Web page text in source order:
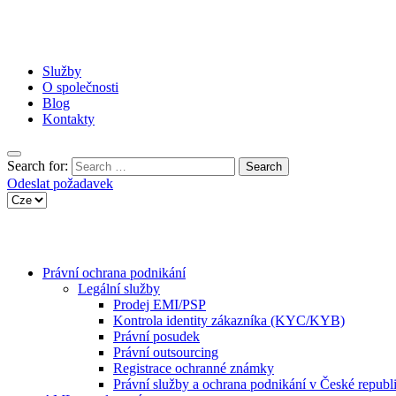
Služby
O společnosti
Blog
Kontakty
Search for:
Odeslat požadavek
Právní ochrana podnikání
Legální služby
Prodej EMI/PSP
Kontrola identity zákazníka (KYC/KYB)
Právní posudek
Právní outsourcing
Registrace ochranné známky
Právní služby a ochrana podnikání v České